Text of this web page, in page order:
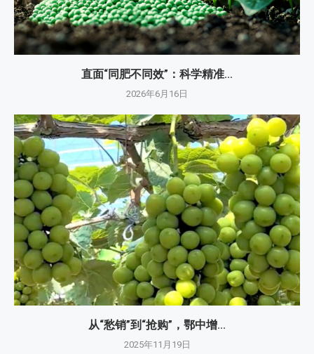
直面“同肥不同效”：科学精准...
2026年6月16日
从“愁销”到“抢购”，鄂中增...
2025年11月19日